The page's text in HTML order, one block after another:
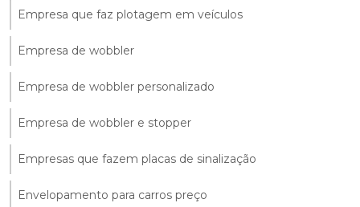
Empresa que faz plotagem em veículos
Empresa de wobbler
Empresa de wobbler personalizado
Empresa de wobbler e stopper
Empresas que fazem placas de sinalização
Envelopamento para carros preço